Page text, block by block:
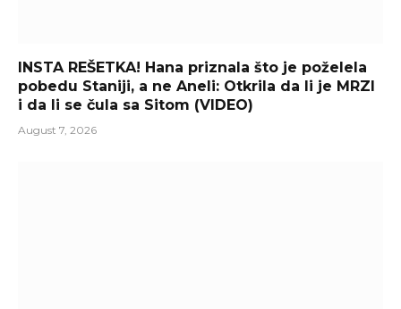
INSTA REŠETKA! Hana priznala što je poželela
pobedu Staniji, a ne Aneli: Otkrila da li je MRZI
i da li se čula sa Sitom (VIDEO)
August 7, 2026